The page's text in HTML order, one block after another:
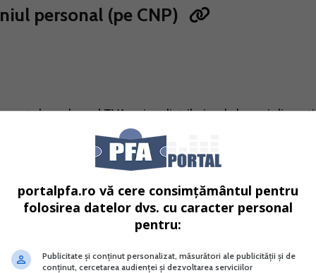
personal (pe CNP)
de vedere al TVA, orice distribuire de bunuri din
sai, inclusiv o distribuire de bunuri legata de
impozabile, cu exceptia transferului prevazut la
cu plata,
partial.”
la data radierii PFA este considerata livrare de bun
daca taxa aferenta bunurilor respective sau partilor
portalpfa.ro vă cere consimțământul pentru
folosirea datelor dvs. cu caracter personal
pentru:
Publicitate și conținut personalizat, măsurători ale publicității și de
conținut, cercetarea audienței și dezvoltarea serviciilor